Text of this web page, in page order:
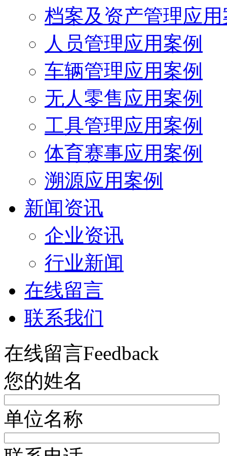
档案及资产管理应
人员管理应用案例
车辆管理应用案例
无人零售应用案例
工具管理应用案例
体育赛事应用案例
溯源应用案例
新闻资讯
企业资讯
行业新闻
在线留言
联系我们
在线留言Feedback
您的姓名
单位名称